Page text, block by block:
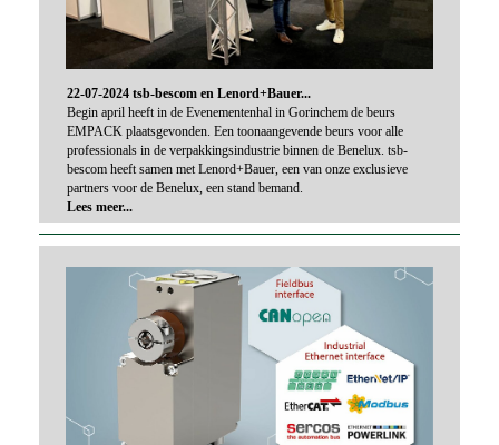
22-07-2024 tsb-bescom en Lenord+Bauer...
Begin april heeft in de Evenementenhal in Gorinchem de beurs
EMPACK plaatsgevonden. Een toonaangevende beurs voor alle
professionals in de verpakkingsindustrie binnen de Benelux. tsb-
bescom heeft samen met Lenord+Bauer, een van onze exclusieve
partners voor de Benelux, een stand bemand.
Lees meer...